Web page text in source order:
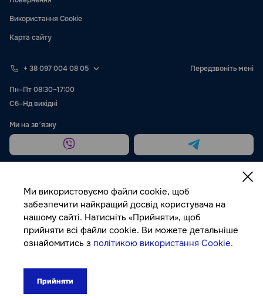
Використання Cookie
Карта сайту
+ 38 097 004 08 05 Передзвоніть мені
Пн–Пт 08:30–17:00
Сб–Нд вихідні
Ми на звʼязку
© Autocolor, 2026
Публічна оферта
Ми використовуємо файли cookie, щоб
забезпечити найкращий досвід користувача на
нашому сайті. Натисніть «Прийняти», щоб
прийняти всі файли cookie. Ви можете детальніше
ознайомитись з політикою використання Cookie.
Прийняти